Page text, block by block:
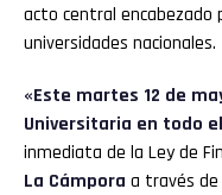
acto central encabezado
universidades nacionales.
«Este martes 12 de
Universitaria en todo
inmediata de la Ley de
La Cámpora a través de